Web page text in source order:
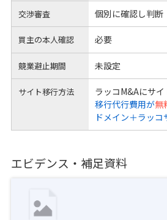
交渉審査 個別に確認し判断
買主の本人確認 必要
競業避止期間 未設定
サイト移行方法
ラッコM&Aにサ
移行代行費用が無
ドメイン＋ラッコ
エビデンス・補足資料